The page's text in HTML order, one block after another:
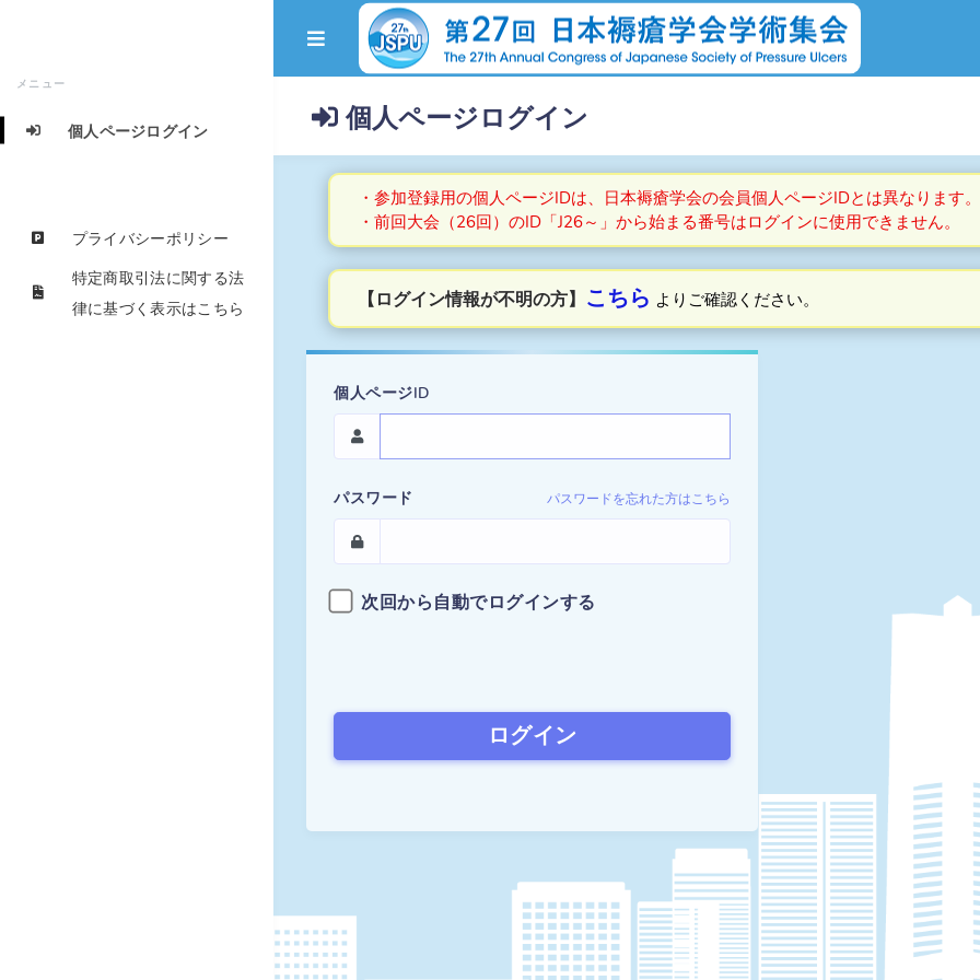
メニュー
個人ページログイン
プライバシーポリシー
特定商取引法に関する法
律に基づく表示はこちら
個人ページログイン
・参加登録用の個人ページIDは、日本褥瘡学会の会員個人ページIDとは異なります。
・前回大会（26回）のID「J26～」から始まる番号はログインに使用できません。
【ログイン情報が不明の方】 こちら よりご確認ください。
個人ページID
パスワード パスワードを忘れた方はこちら
次回から自動でログインする
ログイン